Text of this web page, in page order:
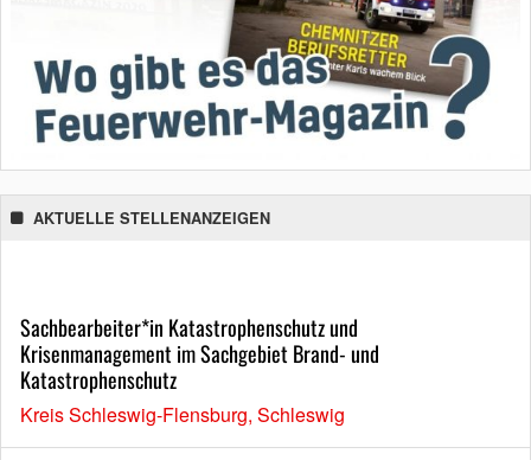
AKTUELLE STELLENANZEIGEN
Sachbearbeiter*in Katastrophenschutz und
Krisenmanagement im Sachgebiet Brand- und
Katastrophenschutz
Kreis Schleswig-Flensburg, Schleswig